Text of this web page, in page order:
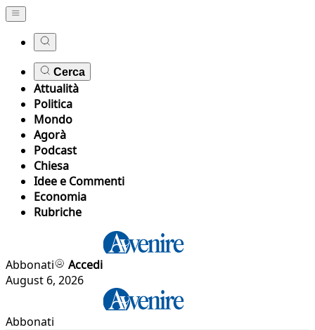
Cerca
Attualità
Politica
Mondo
Agorà
Podcast
Chiesa
Idee e Commenti
Economia
Rubriche
Abbonati
Accedi
August 6, 2026
Abbonati